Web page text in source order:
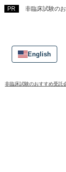
非臨床試験の
English
非臨床試験のおすすめ受託